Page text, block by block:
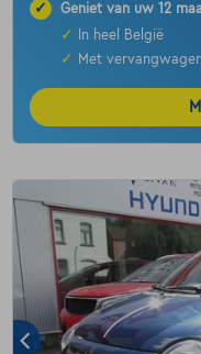
✓
Geniet van uw 12
✓
In heel België
✓
Met